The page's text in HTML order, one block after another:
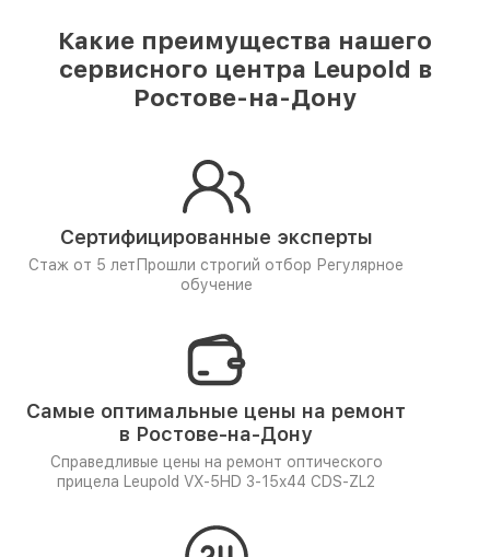
Какие преимущества нашего
сервисного центра Leupold в
Ростове-на-Дону
Сертифицированные эксперты
Стаж от 5 лет Прошли строгий отбор Регулярное
обучение
Самые оптимальные цены на ремонт
в Ростове-на-Дону
Справедливые цены на ремонт оптического
прицела Leupold VX-5HD 3-15x44 CDS-ZL2